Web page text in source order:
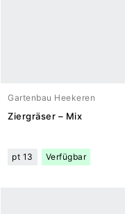
Gartenbau Heekeren
Ziergräser – Mix
pt 13 Verfügbar